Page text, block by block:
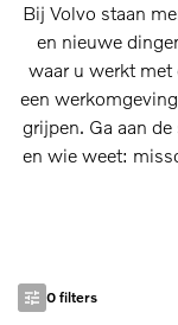
Bij Volvo staan
en nieuwe
waar u werkt
een
grijpen. Ga aan
en wie weet:
0 filters